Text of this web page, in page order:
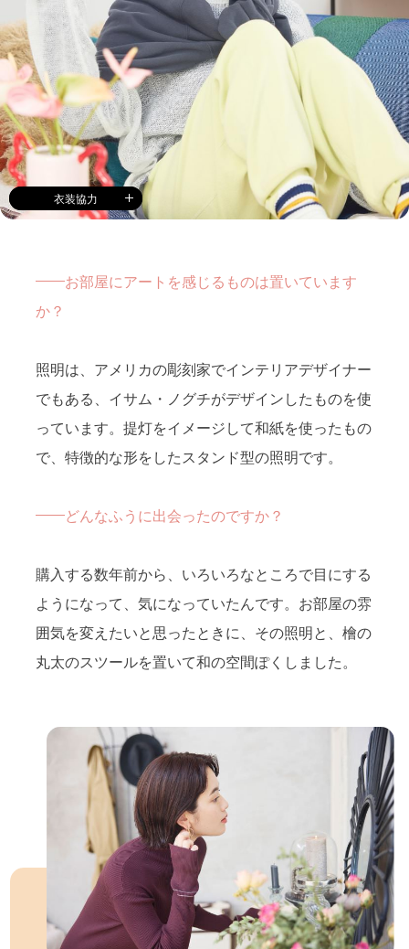
衣装協力
お部屋にアートを感じるものは置いています
か？
照明は、アメリカの彫刻家でインテリアデザイナー
でもある、イサム・ノグチがデザインしたものを使
っています。提灯をイメージして和紙を使ったもの
で、特徴的な形をしたスタンド型の照明です。
どんなふうに出会ったのですか？
購入する数年前から、いろいろなところで目にする
ようになって、気になっていたんです。お部屋の雰
囲気を変えたいと思ったときに、その照明と、檜の
丸太のスツールを置いて和の空間ぽくしました。